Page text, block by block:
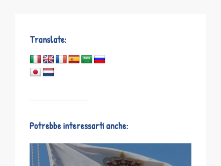
Translate:
Potrebbe interessarti anche: